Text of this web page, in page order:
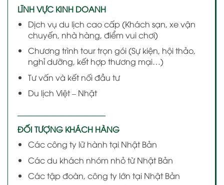
LĨNH VỰC KINH DOANH
Dịch vụ du lịch cao cấp (Khách sạn, xe vận
chuyến, nhà hàng, điểm vui chơi)
Chương trình tour trọn gói (Sự kiện, hội thảo,
nghỉ dưỡng, kết hợp thương mại…)
Tư vấn và kết nối đầu tư
Du lịch Việt – Nhật
———————————
ĐỐI TƯỢNG KHÁCH HÀNG
Các công ty lữ hành tại Nhật Bản
Các du khách nhóm nhỏ từ Nhật Bản
Các tập đoàn, công ty lớn tại Nhật Bản